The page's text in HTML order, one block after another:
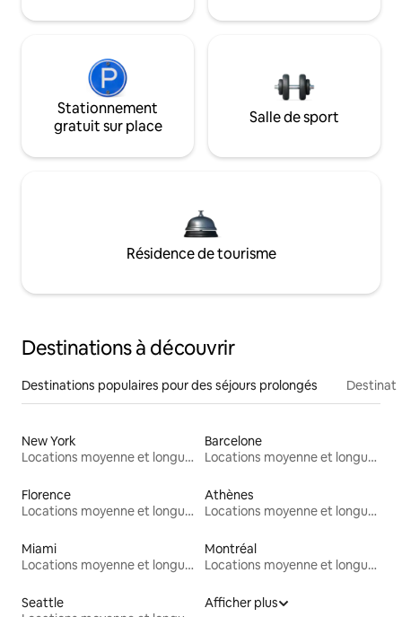
Stationnement
gratuit sur place
Salle de sport
Résidence de tourisme
Destinations à découvrir
Destinations populaires pour des séjours prolongés
New York
Locations moyenne et longue durée
Barcelone
Locations moyenne et longue durée
Florence
Locations moyenne et longue durée
Athènes
Locations moyenne et longue durée
Miami
Locations moyenne et longue durée
Montréal
Locations moyenne et longue durée
Seattle
Afficher plus